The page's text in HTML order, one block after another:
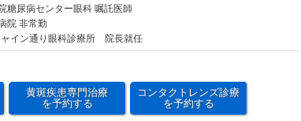
糖尿病センター眼科 嘱託医師
院 非常勤
イン通り眼科診療所 院長就任
黄斑疾患専門治療
を予約する
コンタクトレンズ診療
を予約する